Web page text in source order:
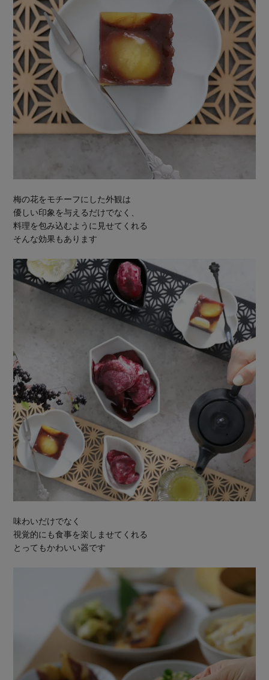
梅の花をモチーフにした外観は
優しい印象を与えるだけでなく、
料理を包み込むように見せてくれる
そんな効果もあります
味わいだけでなく
視覚的にも食事を楽しませてくれる
とってもかわいい器です